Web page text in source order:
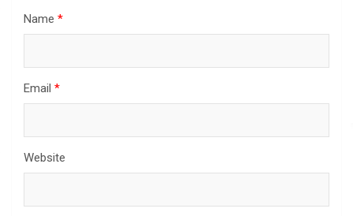
Name *
Email *
Website